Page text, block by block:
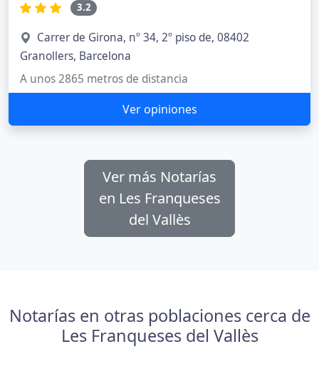
3.2
Carrer de Girona, nº 34, 2º piso de, 08402
Granollers, Barcelona
A unos 2865 metros de distancia
Ver opiniones
Ver más Notarías
en Les Franqueses
del Vallès
Notarías en otras poblaciones cerca de
Les Franqueses del Vallès